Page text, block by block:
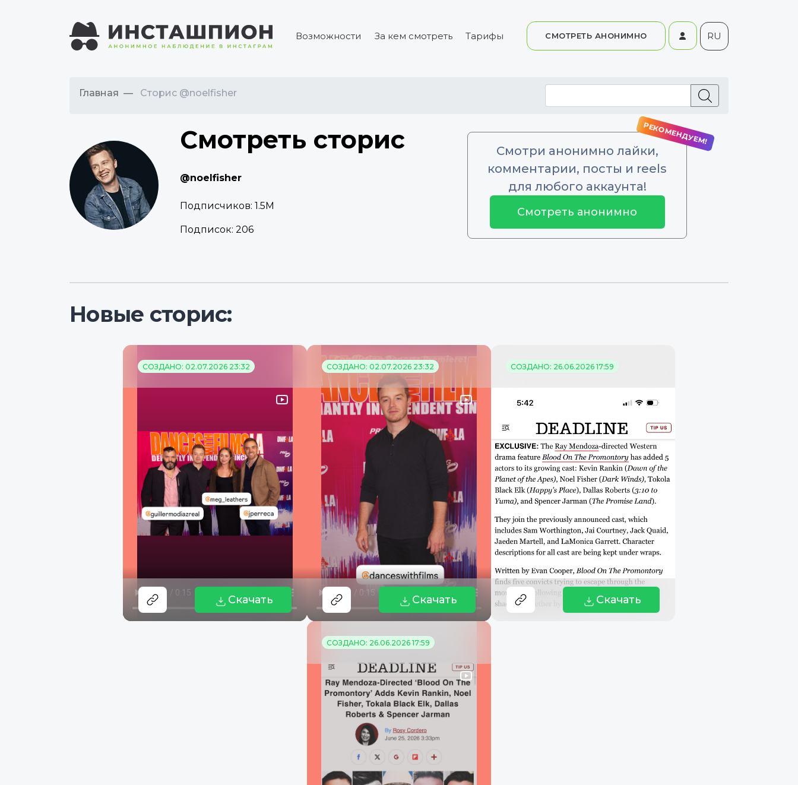
Возможности За кем смотреть Тарифы СМОТРЕТЬ АНОНИМНО RU
Главная Сторис @noelfisher
Смотреть сторис
@noelfisher
Подписчиков: 1.5M
Подписок: 206
Смотри анонимно лайки,
комментарии, посты и reels
для любого аккаунта!
Смотреть анонимно
Новые сторис:
СОЗДАНО: 02.07.2026 23:32
Скачать
СОЗДАНО: 02.07.2026 23:32
Скачать
СОЗДАНО: 26.06.2026 17:59
Скачать
СОЗДАНО: 26.06.2026 17:59